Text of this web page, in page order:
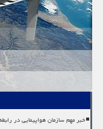
خبر مهم سازمان هواپیمایی در